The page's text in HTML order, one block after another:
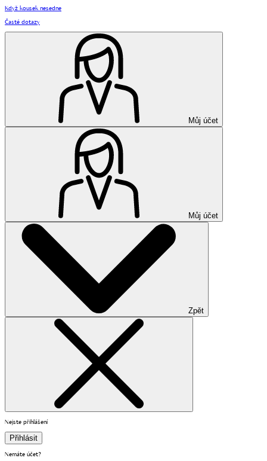
Když kousek nesedne
Časté dotazy
Můj účet
Můj účet
Zpět
Nejste přihlášení
Přihlásit
Nemáte účet?